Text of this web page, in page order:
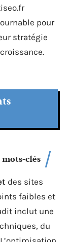
pour
stratégie
clés
des sites
faibles et
inclut une
du